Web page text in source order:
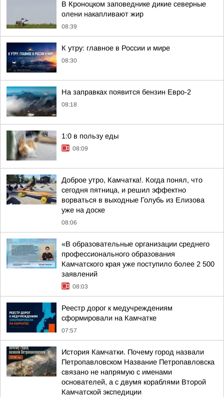
В Кроноцком заповеднике дикие северные
олени накапливают жир
08:39
К утру: главное в России и мире
08:30
На заправках появится бензин Евро-2
08:18
1:0 в пользу еды
08:09
Доброе утро, Камчатка!. Когда понял, что
сегодня пятница, и решил эффектно
ворваться в выходные Голубь из Елизова
уже на доске
08:06
«В образовательные организации среднего
профессионального образования
Камчатского края уже поступило более 2 500
заявлений
08:03
Реестр дорог к медучреждениям
сформировали на Камчатке
07:57
История Камчатки. Почему город назвали
Петропавловском Название Петропавловска
связано не напрямую с именами
основателей, а с двумя кораблями Второй
Камчатской экспедиции